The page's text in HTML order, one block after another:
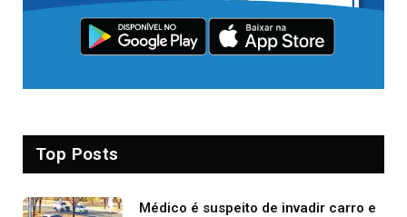
Top Posts
Médico é suspeito de invadir carro e